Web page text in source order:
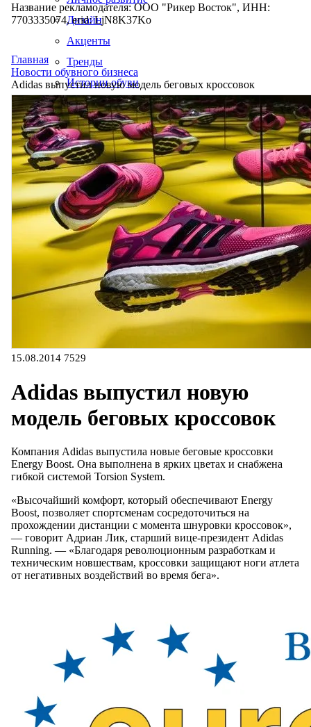
Дизайн
Акценты
Тренды
Истории обуви
Производство
Название рекламодателя: ООО "Рикер Восток", ИНН:
7703335074, erid: LjN8K37Ko
Главная
Новости обувного бизнеса
Adidas выпустил новую модель беговых кроссовок
15.08.2014 7529
Adidas выпустил новую
модель беговых кроссовок
Компания Adidas выпустила новые беговые кроссовки
Energy Boost. Она выполнена в ярких цветах и снабжена
гибкой системой Torsion System.
«Высочайший комфорт, который обеспечивают Energy
Boost, позволяет спортсменам сосредоточиться на
прохождении дистанции с момента шнуровки кроссовок»,
— говорит Адриан Лик, старший вице-президент Adidas
Running. — «Благодаря революционным разработкам и
техническим новшествам, кроссовки защищают ноги атлета
от негативных воздействий во время бега».